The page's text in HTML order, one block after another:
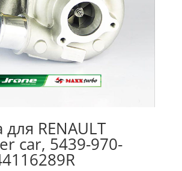
RENAULT
car, 5439-970-